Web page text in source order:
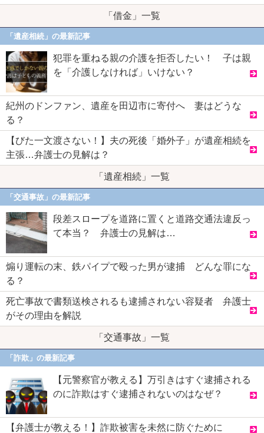
「借金」一覧
「遺産相続」の最新記事
犯罪を重ねる親の介護を拒否したい！ 子は親
を「介護しなければ」いけない？
紀州のドンファン、遺産を田辺市に寄付へ 妻はどうな
る？
【びた一文渡さない！】夫の死後「婚外子」が遺産相続を
主張…弁護士の見解は？
「遺産相続」一覧
「交通事故」の最新記事
段差スロープを道路に置くと道路交通法違反っ
て本当？ 弁護士の見解は…
煽り運転の末、鉄パイプで殴った男が逮捕 どんな罪にな
る？
死亡事故で書類送検されるも逮捕されない容疑者 弁護士
がその理由を解説
「交通事故」一覧
「詐欺」の最新記事
【元警察官が教える】万引きはすぐ逮捕される
のに詐欺はすぐ逮捕されないのはなぜ？
【弁護士が教える！】詐欺被害を未然に防ぐために